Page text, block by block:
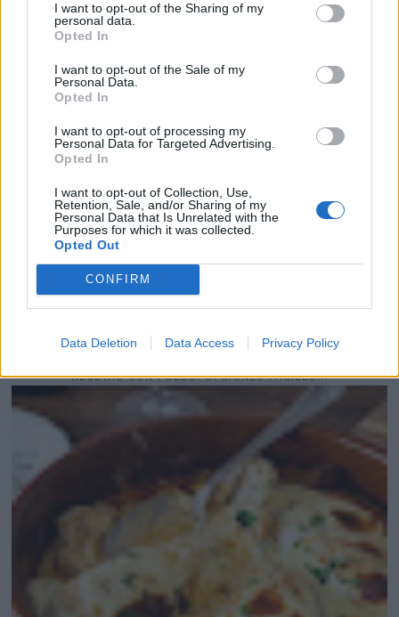
I want to opt-out of the Sharing of my
personal data.
Opted In
I want to opt-out of the Sale of my
Personal Data.
Opted In
I want to opt-out of processing my
Personal Data for Targeted Advertising.
Opted In
I want to opt-out of Collection, Use,
Retention, Sale, and/or Sharing of my
Personal Data that Is Unrelated with the
Purposes for which it was collected.
Opted Out
CONFIRM
Data Deletion Data Access Privacy Policy
RECETAS CON POLLO: OPCIONES FÁCILES...